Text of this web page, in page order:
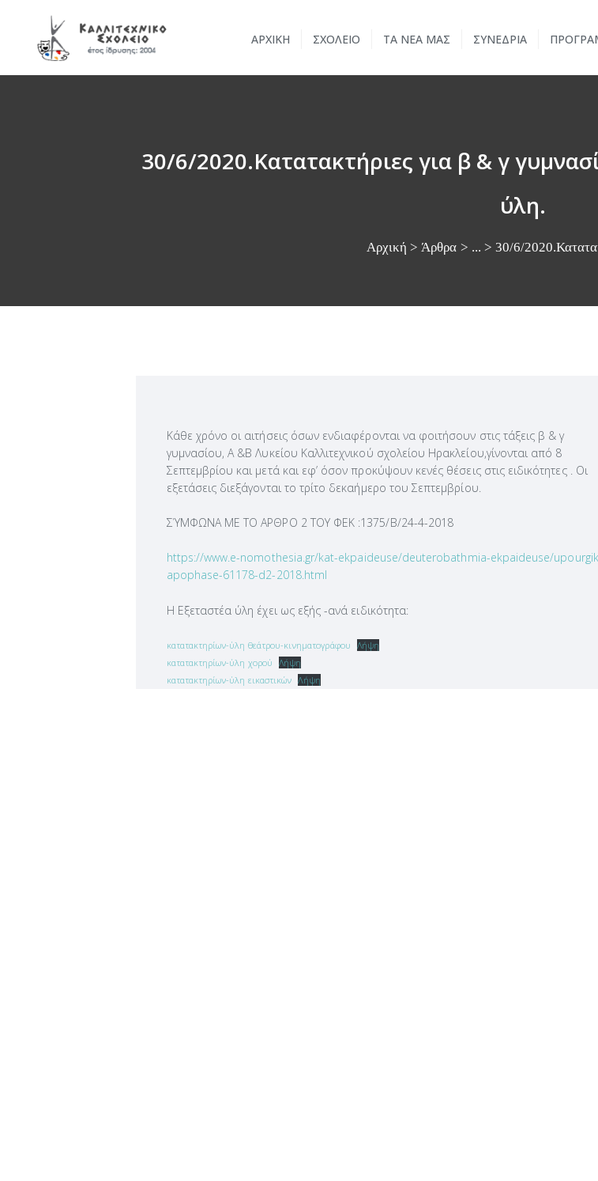
ΑΡΧΙΚΗ ΣΧΟΛΕΙΟ ΤΑ ΝΕΑ ΜΑΣ ΣΥΝΕΔΡΙΑ
30/6/2020.Κατατακτήριες για β & γ
ύλη.
Αρχική Άρθρα ... 30/6/
ΠΡΟΓΡΑΜΜΑΤΑ
ΜΕΤΑΚΙΝΗΣΕΙΣ
ΕΠΙΚΟΙΝΩΝΙΑ
Κάθε χρόνο οι αιτήσεις όσων ενδιαφέρονται να φοιτήσουν στις τάξεις β & γ
γυμνασίου, Α &Β Λυκείου Καλλιτεχνικού σχολείου Ηρακλείου,γίνονται από 8
Σεπτεμβρίου και μετά και εφ’ όσον προκύψουν κενές θέσεις στις ειδικότητες . Οι
εξετάσεις διεξάγονται το τρίτο δεκαήμερο του Σεπτεμβρίου.
ΣΎΜΦΩΝΑ ΜΕ ΤΟ ΑΡΘΡΟ 2 ΤΟΥ ΦΕΚ :1375/Β/24-4-2018
https://www.e-nomothesia.gr/kat-ekpaideuse/deuterobathmia-ekpaideuse/
apophase-61178-d2-2018.html
Η Εξεταστέα ύλη έχει ως εξής -ανά ειδικότητα:
κατατακτηρίων-ύλη θεάτρου-κινηματογράφου
Λήψη
κατατακτηρίων-ύλη χορού
Λήψη
κατατακτηρίων-ύλη εικαστικών Λήψη